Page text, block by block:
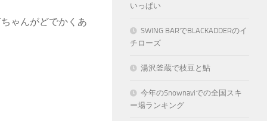
ゃんがどでかくあ
いっぱい
SWING BARでBLACKADDERのイ
チローズ
湯沢釜蔵で枝豆と鮎
今年のSnownaviでの全国スキ
ー場ランキング